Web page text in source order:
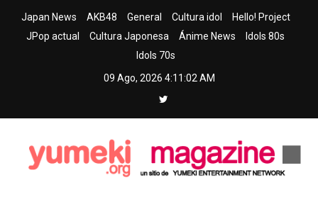
Japan News AKB48 General Cultura idol
Hello! Project
JPop actual
Cultura Japonesa Ánime News
Idols 80s
Idols 70s
09 Ago, 2026 4:11:03 AM